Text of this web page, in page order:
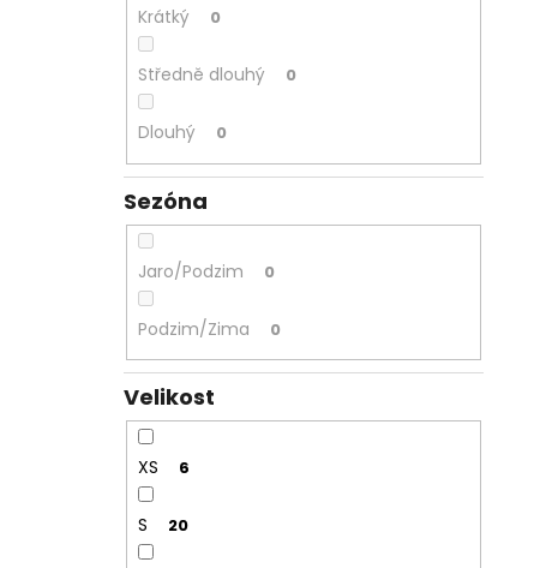
Krátký 0
Středně dlouhý 0
Dlouhý 0
Sezóna
Jaro/Podzim 0
Podzim/Zima 0
Velikost
XS 6
S 20